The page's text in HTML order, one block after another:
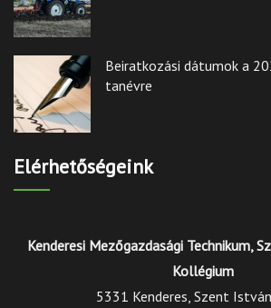
Beiratkozási dátumok a
tanévre
Elérhetőségeink
Kenderesi Mezőgazdasági Technikum,
Kollégium
5331 Kenderes, Szent